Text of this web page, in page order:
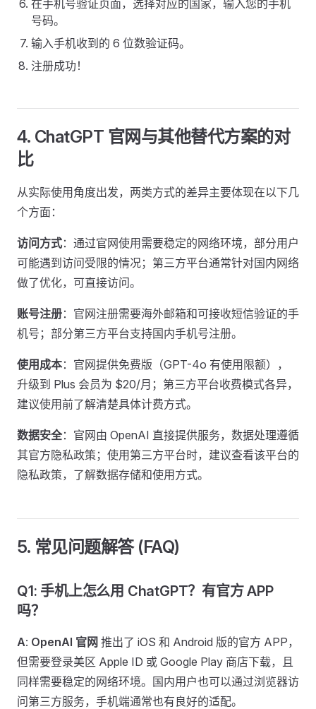
在手机号验证页面，选择对应的国家，输入您的手机
号码。
输入手机收到的 6 位数验证码。
注册成功！
4. ChatGPT 官网与其他替代方案的对
比
从实际使用角度出发，两类方式的差异主要体现在以下几
个方面：
访问方式：通过官网使用需要稳定的网络环境，部分用户
可能遇到访问受限的情况；第三方平台通常针对国内网络
做了优化，可直接访问。
账号注册：官网注册需要海外邮箱和可接收短信验证的手
机号；部分第三方平台支持国内手机号注册。
使用成本：官网提供免费版（GPT-4o 有使用限额），
升级到 Plus 会员为 $20/月；第三方平台收费模式各异，
建议使用前了解清楚具体计费方式。
数据安全：官网由 OpenAI 直接提供服务，数据处理遵循
其官方隐私政策；使用第三方平台时，建议查看该平台的
隐私政策，了解数据存储和使用方式。
5. 常见问题解答 (FAQ)
Q1: 手机上怎么用 ChatGPT？有官方 APP
吗？
A: OpenAI 官网 推出了 iOS 和 Android 版的官方 APP，
但需要登录美区 Apple ID 或 Google Play 商店下载，且
同样需要稳定的网络环境。国内用户也可以通过浏览器访
问第三方服务，手机端通常也有良好的适配。